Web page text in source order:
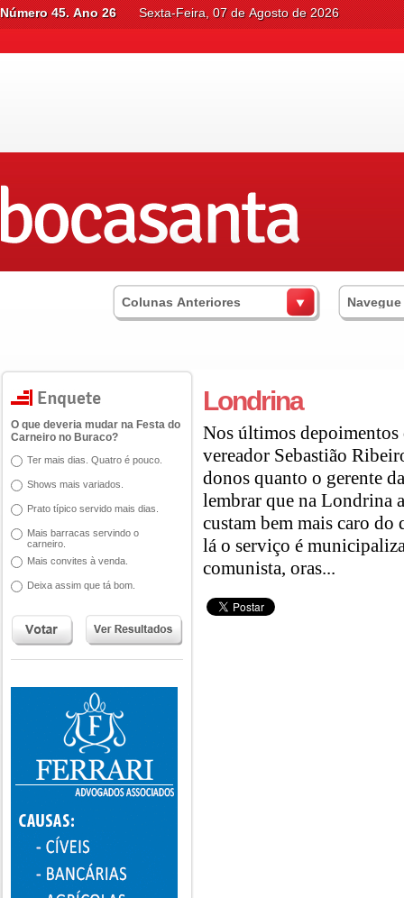
Número 45. Ano 26 Sexta-Feira, 07 de Agosto de 2026
Colunas Anteriores
O que deveria mudar na Festa do
Carneiro no Buraco?
Ter mais dias. Quatro é pouco.
Shows mais variados.
Prato típico servido mais dias.
Mais barracas servindo o
carneiro.
Mais convites à venda.
Deixa assim que tá bom.
Londrina
Nos últimos depoimentos
vereador Sebastião
donos quanto o gerente
lembrar que na Londrina
custam bem mais caro
lá o serviço é
comunista, oras...